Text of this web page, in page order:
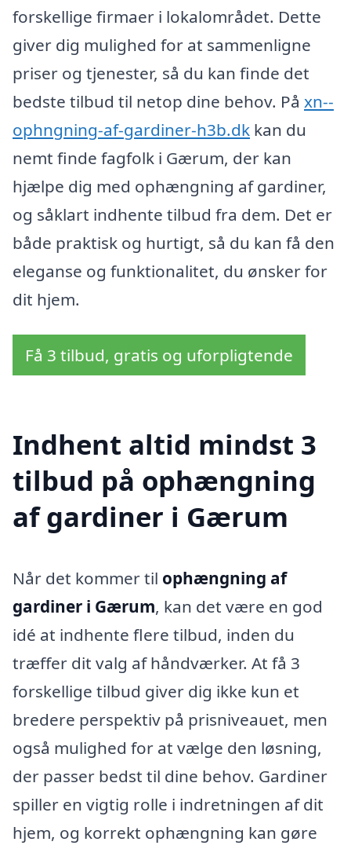
forskellige firmaer i lokalområdet. Dette
giver dig mulighed for at sammenligne
priser og tjenester, så du kan finde det
bedste tilbud til netop dine behov. På xn--
ophngning-af-gardiner-h3b.dk kan du
nemt finde fagfolk i Gærum, der kan
hjælpe dig med ophængning af gardiner,
og såklart indhente tilbud fra dem. Det er
både praktisk og hurtigt, så du kan få den
eleganse og funktionalitet, du ønsker for
dit hjem.
Få 3 tilbud, gratis og uforpligtende
Indhent altid mindst 3
tilbud på ophængning
af gardiner i Gærum
Når det kommer til ophængning af
gardiner i Gærum, kan det være en god
idé at indhente flere tilbud, inden du
træffer dit valg af håndværker. At få 3
forskellige tilbud giver dig ikke kun et
bredere perspektiv på prisniveauet, men
også mulighed for at vælge den løsning,
der passer bedst til dine behov. Gardiner
spiller en vigtig rolle i indretningen af dit
hjem, og korrekt ophængning kan gøre